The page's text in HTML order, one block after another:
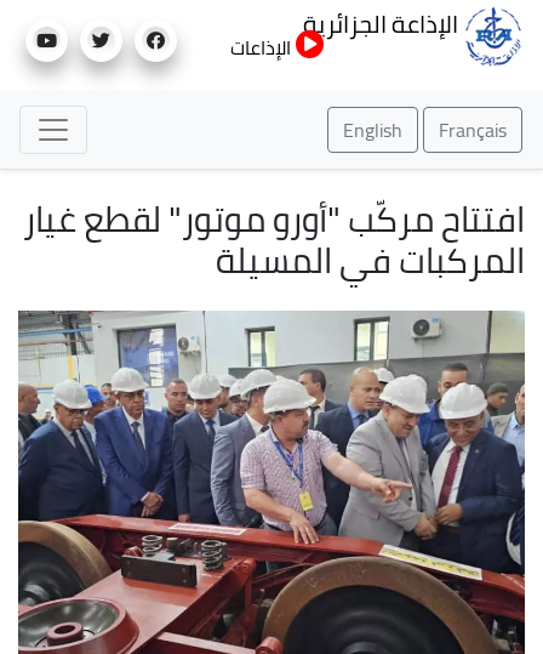
إلى
الإذاعة الجزائرية
الإذاعات
Français
English
افتتاح مركّب "أورو موتور" لقطع غيار
المركبات في المسيلة